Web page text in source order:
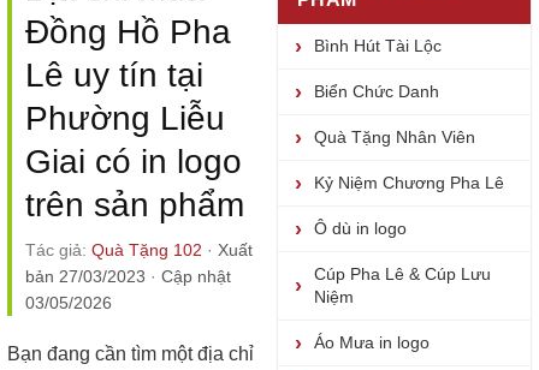
Đồng Hồ Pha
Lê uy tín tại
Phường Liễu
Giai có in logo
trên sản phẩm
Tác giả: Quà Tặng 102 · Xuất
bản 27/03/2023 · Cập nhật
03/05/2026
Bạn đang cần tìm một địa chỉ
Bình Hút Tài Lộc
Biển Chức Danh
Quà Tặng Nhân Viên
Kỷ Niệm Chương Pha Lê
Ô dù in logo
Cúp Pha Lê & Cúp Lưu
Niệm
Áo Mưa in logo